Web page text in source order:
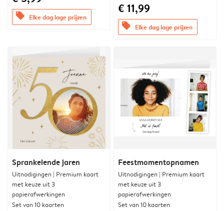
offers Elke dag lage prijzen
€ 11,99
offers Elke dag lage prijzen
Sprankelende jaren
Uitnodigingen | Premium kaart
met keuze uit 3
papierafwerkingen
Set van 10 kaarten
Feestmomentopnamen
Uitnodigingen | Premium kaart
met keuze uit 3
papierafwerkingen
Set van 10 kaarten